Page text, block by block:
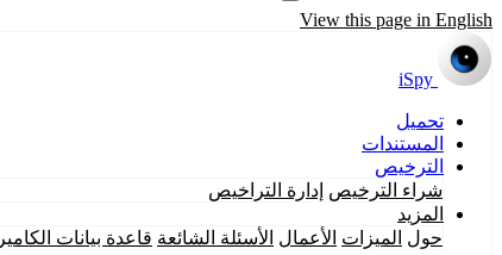
View this page in English
iSpy
تحميل
المستندات
الترخيص
شراء الترخيص إدارة التراخيص
المزيد
حول الميزات الأعمال الأسئلة الشائعة قاعدة بيانات الكاميرا